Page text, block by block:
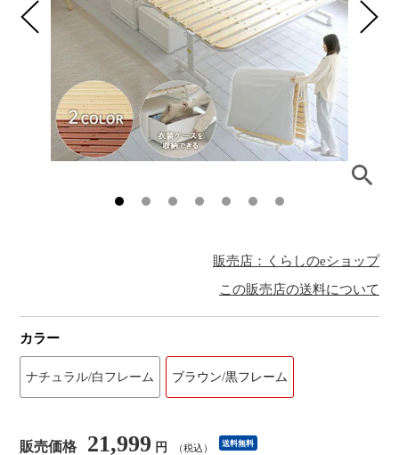
販売店：くらしのeショップ
この販売店の送料について
カラー
ナチュラル/白フレーム ブラウン/黒フレーム
販売価格 21,999 円 （税込） 送料無料